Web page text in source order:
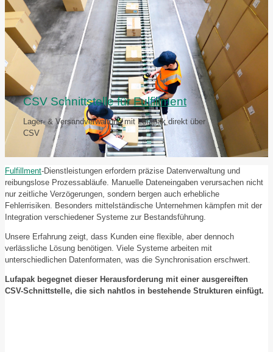
CSV Schnittstelle fürFulfillment
Lager- & Versandverwaltung mit Lufapak direkt über
CSV
Fulfillment-Dienstleistungen erfordern präzise Datenverwaltung und
reibungslose Prozessabläufe. Manuelle Dateneingaben verursachen nicht
nur zeitliche Verzögerungen, sondern bergen auch erhebliche
Fehlerrisiken. Besonders mittelständische Unternehmen kämpfen mit der
Integration verschiedener Systeme zur Bestandsführung.
Unsere Erfahrung zeigt, dass Kunden eine flexible, aber dennoch
verlässliche Lösung benötigen. Viele Systeme arbeiten mit
unterschiedlichen Datenformaten, was die Synchronisation erschwert.
Lufapak begegnet dieser Herausforderung mit einer ausgereiften
CSV-Schnittstelle, die sich nahtlos in bestehende Strukturen einfügt.